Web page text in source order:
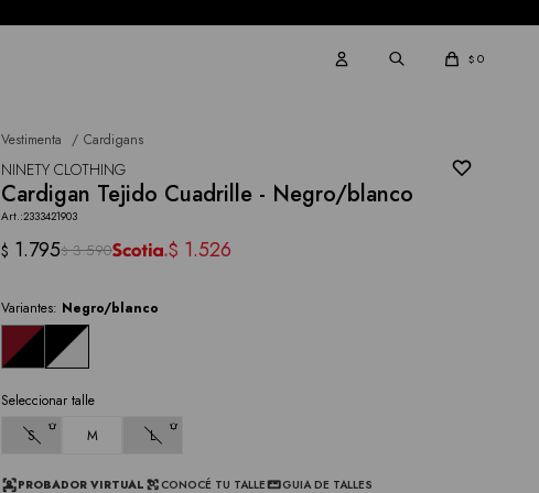
$ 0
Vestimenta Cardigans
NINETY CLOTHING
Cardigan Tejido Cuadrille - Negro/blanco
2333421903
$ 1.795$ 3.590 $ 1.526
Variantes: Negro/blanco
Seleccionar talle
S
M L
PROBADOR VIRTUAL CONOCÉ TU TALLE GUIA DE TALLES